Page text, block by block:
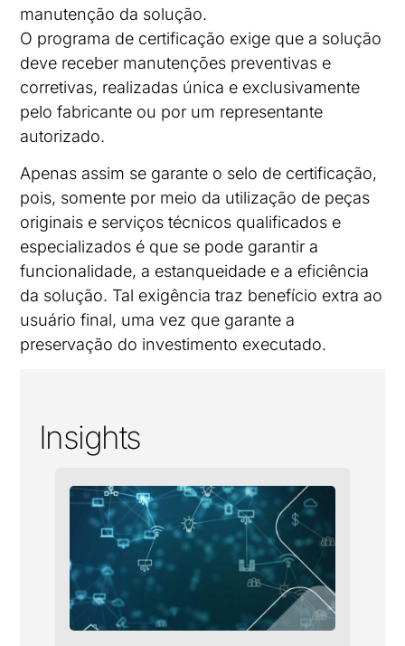
manutenção da solução.
O programa de certificação exige que a solução
deve receber manutenções preventivas e
corretivas, realizadas única e exclusivamente
pelo fabricante ou por um representante
autorizado.
Apenas assim se garante o selo de certificação,
pois, somente por meio da utilização de peças
originais e serviços técnicos qualificados e
especializados é que se pode garantir a
funcionalidade, a estanqueidade e a eficiência
da solução. Tal exigência traz benefício extra ao
usuário final, uma vez que garante a
preservação do investimento executado.
Insights